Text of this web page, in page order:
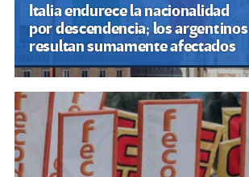
Italia endurece la nacionalidad
por descendencia; los argentinos
resultan sumamente afectados